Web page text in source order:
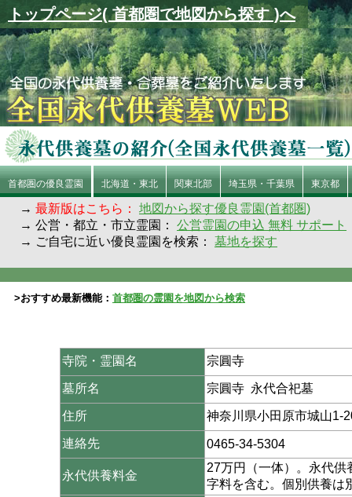
トップページ( 首都圏で地図から探す )へ
首都圏の優良霊園 北海道・東北 関東北部 埼玉県・千葉県 東京都
→ 最新版はこちら：
地図から探す優良霊園(首都圏)
→ 公営・都立・市立霊園： 公営霊園の申込 無料 サポート
→ ご自宅に近い優良霊園を検索： 墓地を探す
>おすすめ最新機能： 首都圏の霊園を地図から検索
寺院・霊園名 宗圓寺
墓所名 宗圓寺 永代合祀墓
住所 神奈川県小田原市城山1-
連絡先 0465-34-5304
永代供養料金
27万円（一体）。永代
字料を含む。個別供養は